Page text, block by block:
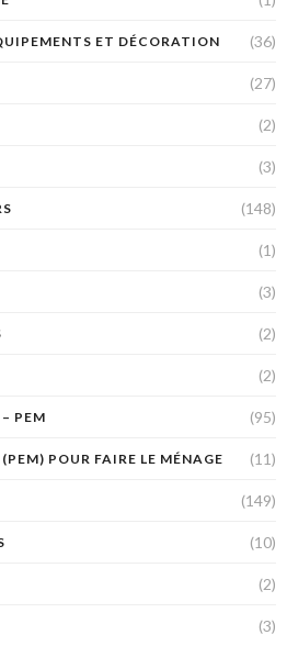
ET DÉCORATION (36)
(27)
(2)
(3)
(148)
(1)
(3)
(2)
(2)
PEM (95)
POUR FAIRE LE MÉNAGE (11)
(149)
(10)
(2)
(3)